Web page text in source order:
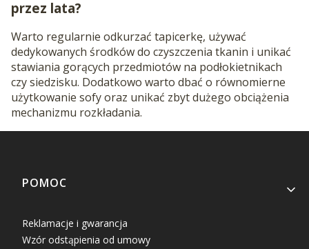
przez lata?
Warto regularnie odkurzać tapicerkę, używać
dedykowanych środków do czyszczenia tkanin i unikać
stawiania gorących przedmiotów na podłokietnikach
czy siedzisku. Dodatkowo warto dbać o równomierne
użytkowanie sofy oraz unikać zbyt dużego obciążenia
mechanizmu rozkładania.
Linki w stopce
POMOC
Reklamacje i gwarancja
Wzór odstąpienia od umowy